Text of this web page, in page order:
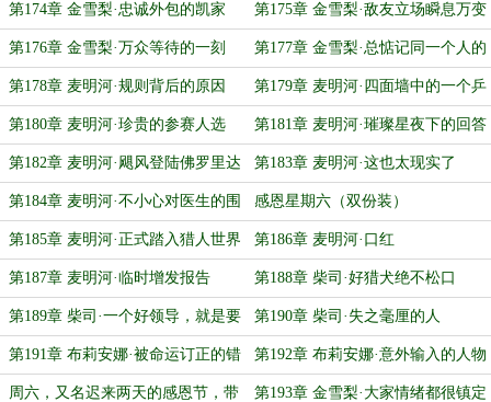
第174章 金雪梨·忠诚外包的凯家
人？
第175章 金雪梨·敌友立场瞬息万变
第176章 金雪梨·万众等待的一刻 第177章 金雪梨·总惦记同一个人的
伪像报告
第178章 麦明河·规则背后的原因 第179章 麦明河·四面墙中的一个乒
乓球
第180章 麦明河·珍贵的参赛人选 第181章 麦明河·璀璨星夜下的回答
第182章 麦明河·飓风登陆佛罗里达 第183章 麦明河·这也太现实了
第184章 麦明河·不小心对医生的围
追堵截
感恩星期六（双份装）
第185章 麦明河·正式踏入猎人世界 第186章 麦明河·口红
第187章 麦明河·临时增发报告 第188章 柴司·好猎犬绝不松口
第189章 柴司·一个好领导，就是要
知人善任
第190章 柴司·失之毫厘的人
第191章 布莉安娜·被命运订正的错
误
第192章 布莉安娜·意外输入的人物
指令
周六，又名迟来两天的感恩节，带 第193章 金雪梨·大家情绪都很镇定